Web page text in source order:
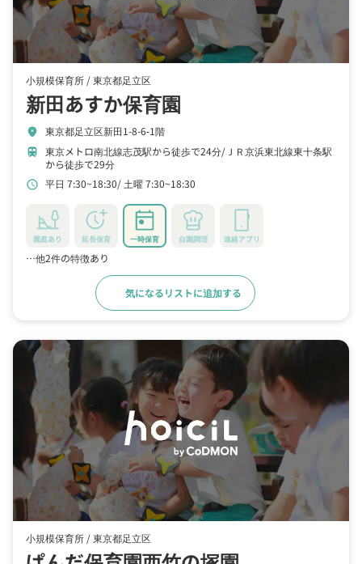
小規模保育所 /東京都足立区
新田あすか保育園
location_on 東京都足立区新田1-8-6‐1階
train 東京メトロ南北線志茂駅から徒歩で24分
ＪＲ京浜東北線東十条駅
から徒歩で29分
schedule 平日 7:30~18:30 土曜 7:30~18:30
園庭あり 延長保育 一時保育 自園調理 連絡アプリ
…他2件の特徴あり
気になるリストに追加する
小規模保育所 /東京都足立区